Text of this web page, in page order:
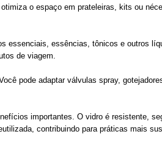
o espaço em prateleiras, kits ou
essenciais, essências, tônicos e outros
de viagem.
pode adaptar válvulas spray,
importantes. O vidro é resistente,
contribuindo para práticas mais